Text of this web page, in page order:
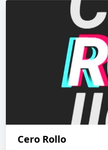
Cero Rollo